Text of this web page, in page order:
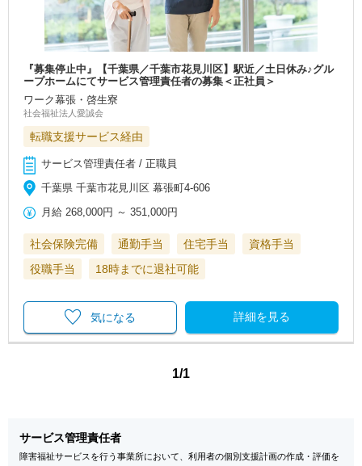
『募集停止中』【千葉県／千葉市花見川区】駅近／土日休み♪グル
ープホームにてサービス管理責任者の募集＜正社員＞
ワーク幕張・啓生寮
社会福祉法人愛誠会
転職支援サービス経由
サービス管理責任者 / 正職員
千葉県 千葉市花見川区 幕張町4-606
月給 268,000円 ～351,000円
社会保険完備 通勤手当 住宅手当
資格手当
役職手当
18時までに退社可能
詳細を見る
気になる
1/1
サービス管理責任者
障害福祉サービスを行う事業所において、利用者の個別支援計画の作成・評価を